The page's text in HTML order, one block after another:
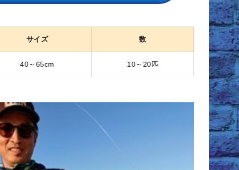
サイズ 数
40～65cm 10～20匹